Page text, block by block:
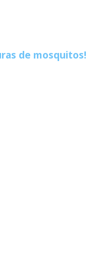
de mosquitos!